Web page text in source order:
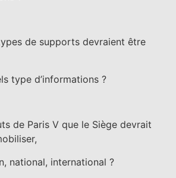
de supports devraient être
type d’informations ?
de Paris V que le Siège devrait
national, international ?